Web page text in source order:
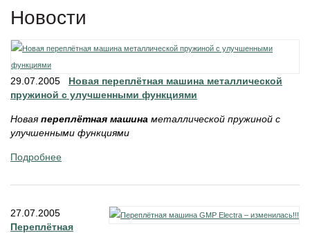
Новости
29.07.2005 Новая переплётная машина металлической
пружиной с улучшенными функциями
Новаяпереплётная машина металлической пружиной с
улучшенными функциями
Подробнее
27.07.2005
Переплётная